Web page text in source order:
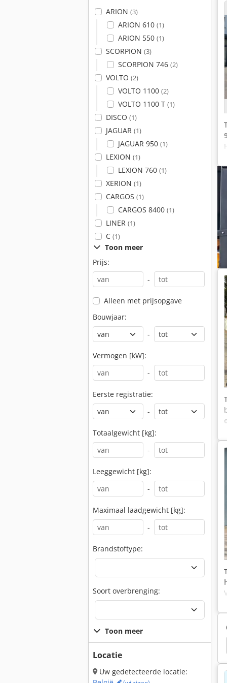
ARION (3)
ARION 610 (1)
ARION 550 (1)
SCORPION (3)
SCORPION 746 (2)
VOLTO (2)
VOLTO 1100 (2)
VOLTO 1100 T (1)
DISCO (1)
JAGUAR (1)
JAGUAR 950 (1)
LEXION (1)
LEXION 760 (1)
XERION (1)
CARGOS (1)
CARGOS 8400 (1)
LINER (1)
C (1)
Toon meer
Prijs:
-
Alleen met prijsopgave
Bouwjaar:
-
Vermogen [kW]:
-
Eerste registratie:
-
Totaalgewicht [kg]:
-
Leeggewicht [kg]:
-
Maximaal laadgewicht [kg]:
-
Brandstoftype:
Soort overbrenging:
Toon meer
Locatie
Uw gedetecteerde locatie:
Jcb 526 Jcb 8025 Jcb Js130